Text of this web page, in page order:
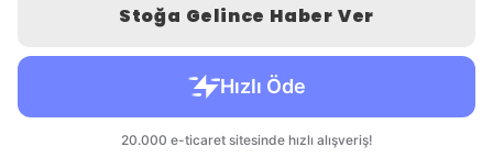
Stoğa Gelince Haber Ver